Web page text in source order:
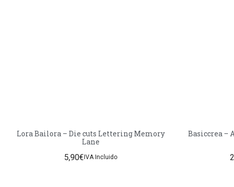
Lora Bailora – Die cuts Lettering Memory
Lane
5,90€ IVA Incluido
Basiccrea –